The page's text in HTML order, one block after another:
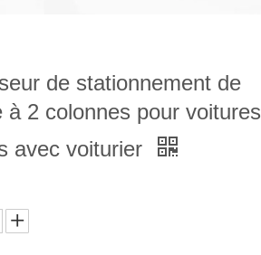
de stationnement de
à 2 colonnes pour voitures
avec voiturier